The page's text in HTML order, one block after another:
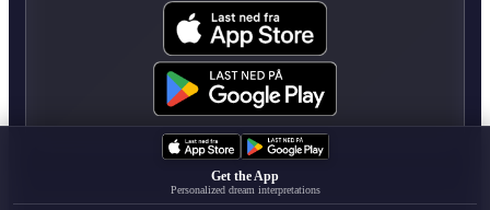
Get the App
Personalized dream interpretations